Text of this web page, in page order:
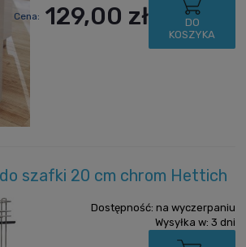
Cena: 129,00 zł
DO
KOSZYKA
szafki 20 cm chrom Hettich
Dostępność: na wyczerpaniu
Wysyłka w: 3 dni